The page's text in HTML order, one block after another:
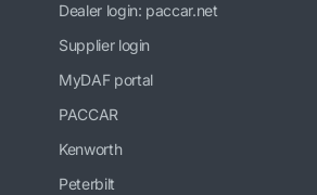
Dealer login: paccar.net
Supplier login
MyDAF portal
PACCAR
Kenworth
Peterbilt